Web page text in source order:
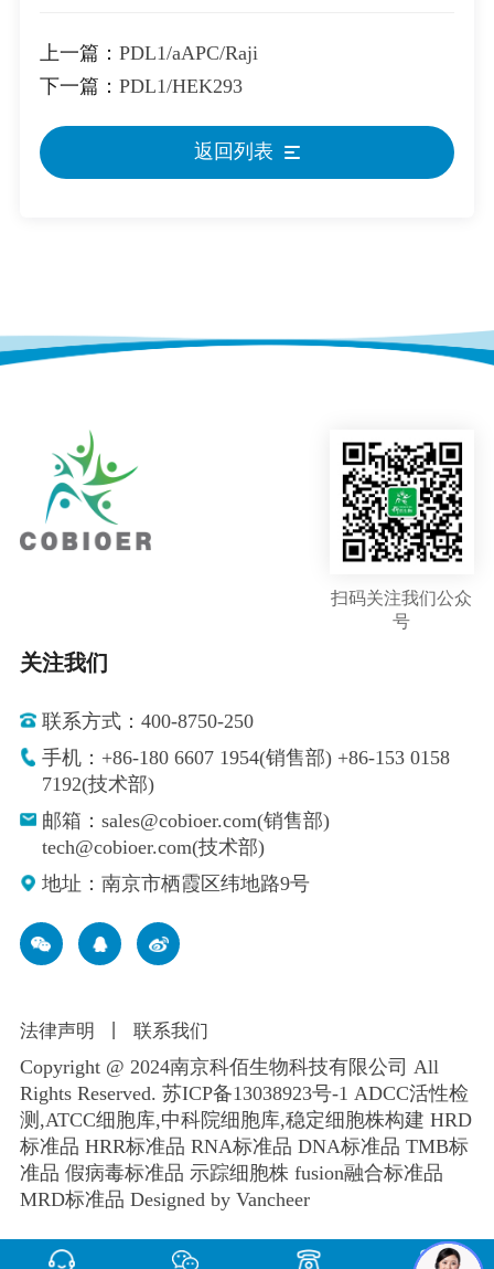
上一篇： PDL1/aAPC/Raji
下一篇： PDL1/HEK293
返回列表
扫码关注我们公众
号
关注我们
联系方式：400-8750-250
手机：+86-180 6607 1954(销售部) +86-153 0158
7192(技术部)
邮箱：sales@cobioer.com(销售部)
tech@cobioer.com(技术部)
地址：南京市栖霞区纬地路9号
法律声明 联系我们
Copyright @ 2024南京科佰生物科技有限公司 All
Rights Reserved. 苏ICP备13038923号-1 ADCC活性检
测,ATCC细胞库,中科院细胞库,稳定细胞株构建 HRD
标准品 HRR标准品 RNA标准品 DNA标准品 TMB标
准品 假病毒标准品 示踪细胞株 fusion融合标准品
MRD标准品 Designed by Vancheer